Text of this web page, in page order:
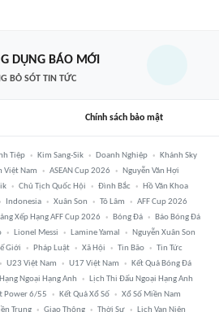
DỤNG BÁO MỚI
BỎ SÓT TIN TỨC
Chính sách bảo mật
Tiệp Kim Sang-Sik Doanh Nghiệp
Khánh Sky
Việt Nam ASEAN Cup 2026
Nguyễn Văn Hợi
Chủ Tịch Quốc Hội Đình Bắc
Hồ Văn Khoa
Indonesia Xuân Son Tô Lâm
AFF Cup 2026
Xếp Hạng AFF Cup 2026 Bóng Đá
Báo Bóng Đá
Lionel Messi Lamine Yamal
Nguyễn Xuân Son
Giới Pháp Luật Xã Hội Tin Bão
Tin Tức
U23 Việt Nam U17 Việt Nam
Kết Quả Bóng Đá
Ngoại Hạng Anh
Lịch Thi Đấu Ngoại Hạng Anh
Power 6/55 Kết Quả Xổ Số
Xổ Số Miền Nam
Trung Giao Thông Thời Sự Lịch Vạn Niên